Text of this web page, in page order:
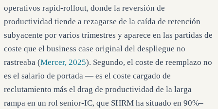
operativos rapid-rollout, donde la reversión de
productividad tiende a rezagarse de la caída de retención
subyacente por varios trimestres y aparece en las partidas de
coste que el business case original del despliegue no
rastreaba (Mercer, 2025). Segundo, el coste de reemplazo no
es el salario de portada — es el coste cargado de
reclutamiento más el drag de productividad de la larga
rampa en un rol senior-IC, que SHRM ha situado en 90%–